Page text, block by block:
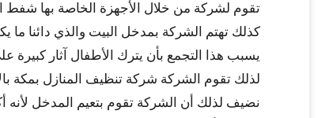
تقوم لشركة من خلال الأجهزة الخاصة بها شفط
كذلك تهتم الشركة بمدخل البيت والذي دائنا ما
يسبب هذا التجمع بأن يترك الأطفال آثار
لذلك تقوم الشركة شركة تنظيف المنازل بمكة
نضيف لذلك أن الشركة تقوم بتعيم المدخل لأنه